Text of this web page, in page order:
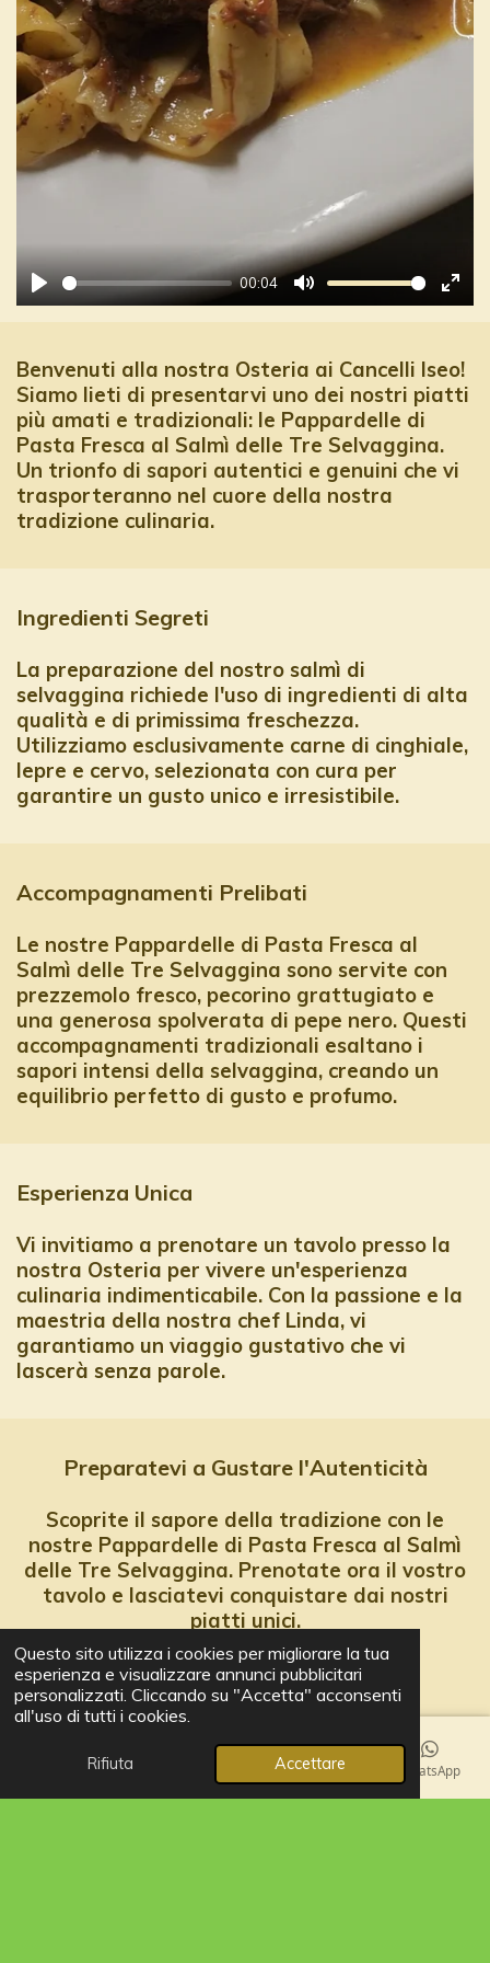
Questo sito utilizza i cookies per migliorare la tua
esperienza e visualizzare annunci pubblicitari
personalizzati. Cliccando su "Accetta" acconsenti
all'uso di tutti i cookies.
Rifiuta Accettare
P
a
y
00:04
M
t
e
E
t
e
u
e
y
Benvenuti alla nostra Osteria ai Cancelli Iseo!
Siamo lieti di presentarvi uno dei nostri piatti
più amati e tradizionali: le Pappardelle di
Pasta Fresca al Salmì delle Tre Selvaggina.
Un trionfo di sapori autentici e genuini che vi
trasporteranno nel cuore della nostra
tradizione culinaria.
Ingredienti Segreti
La preparazione del nostro salmì di
selvaggina richiede l'uso di ingredienti di alta
qualità e di primissima freschezza.
Utilizziamo esclusivamente carne di cinghiale,
lepre e cervo, selezionata con cura per
garantire un gusto unico e irresistibile.
Accompagnamenti Prelibati
Le nostre Pappardelle di Pasta Fresca al
Salmì delle Tre Selvaggina sono servite con
prezzemolo fresco, pecorino grattugiato e
una generosa spolverata di pepe nero. Questi
accompagnamenti tradizionali esaltano i
sapori intensi della selvaggina, creando un
equilibrio perfetto di gusto e profumo.
Esperienza Unica
Vi invitiamo a prenotare un tavolo presso la
nostra Osteria per vivere un'esperienza
culinaria indimenticabile. Con la passione e la
maestria della nostra chef Linda, vi
garantiamo un viaggio gustativo che vi
lascerà senza parole.
Preparatevi a Gustare l'Autenticità
Scoprite il sapore della tradizione con le
nostre Pappardelle di Pasta Fresca al Salmì
delle Tre Selvaggina. Prenotate ora il vostro
tavolo e lasciatevi conquistare dai nostri
piatti unici.
Prenota Ora
Telefono Facebook WhatsApp